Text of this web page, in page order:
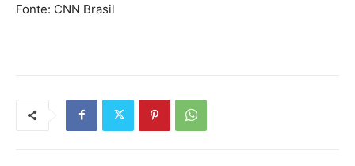
Fonte: CNN Brasil